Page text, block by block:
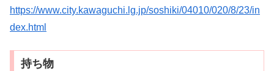
https://www.city.kawaguchi.lg.jp/soshiki/04010/020/8/23/in
dex.html
持ち物